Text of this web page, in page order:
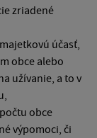
zriadené
účasť,
obce alebo
užívanie, a to v
obce
výpomoci, či